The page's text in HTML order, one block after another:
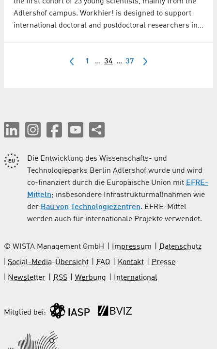
the first cohort of 23 young scientists, mainly from the
Adlershof campus. Workhier! is designed to support
international doctoral and postdoctoral researchers in…
1 ... 34 ... 37
Die Entwicklung des Wissenschafts- und
Technologieparks Berlin Adlershof wurde und wird
co-finanziert durch die Europäische Union mit EFRE-
Mitteln; insbesondere Infrastrukturmaßnahmen wie
der Bau von Technologiezentren. EFRE-Mittel
werden auch für internationale Projekte verwendet.
© WISTA Management GmbH Impressum
Datenschutz
Social-Media-Übersicht
FAQ Kontakt
Presse
Newsletter
RSS Werbung International
Mitglied bei: